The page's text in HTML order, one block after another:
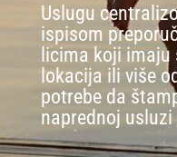
Uslugu
ispisom
licima koji
lokacija ili više
potrebe da
naprednoj